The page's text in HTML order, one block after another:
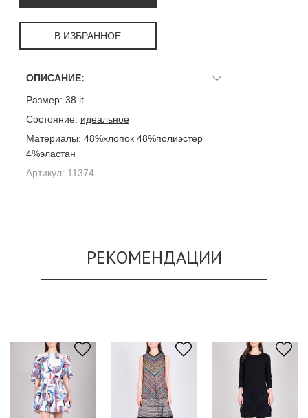
В ИЗБРАННОЕ
ОПИСАНИЕ:
Размер: 38 it
Состояние: идеальное
Материалы: 48%хлопок 48%полиэстер
4%эластан
Артикул: 11374
РЕКОМЕНДАЦИИ